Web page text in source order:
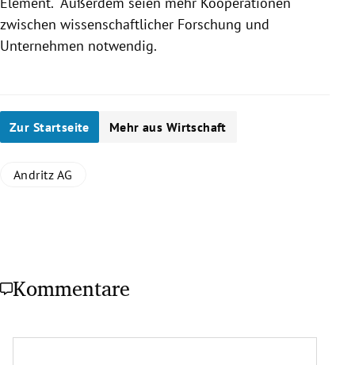
zwischen wissenschaftlicher Forschung und
Unternehmen notwendig.
Zur Startseite Mehr aus Wirtschaft
Andritz AG
Kommentare